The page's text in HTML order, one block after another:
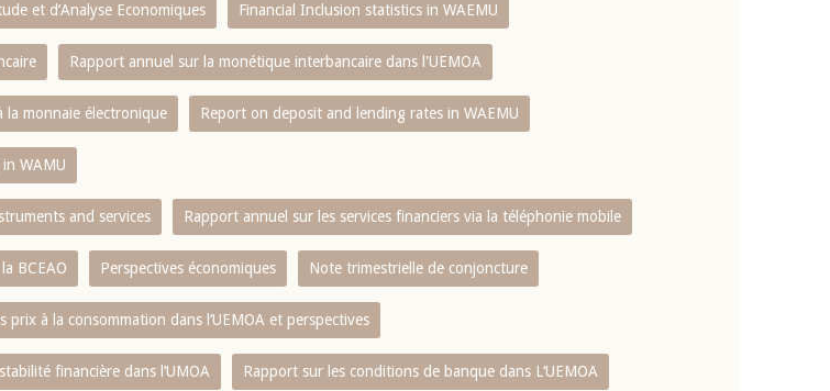
et d’Analyse Economiques Financial Inclusion statistics in WAEMU
Rapport annuel sur la monétique interbancaire dans l'UEMOA
la monnaie électronique Report on deposit and lending rates in WAEMU
WAMU
and services Rapport annuel sur les services financiers via la téléphonie mobile
BCEAO Perspectives économiques Note trimestrielle de conjoncture
prix à la consommation dans l‘UEMOA et perspectives
financière dans l‘UMOA Rapport sur les conditions de banque dans L‘UEMOA